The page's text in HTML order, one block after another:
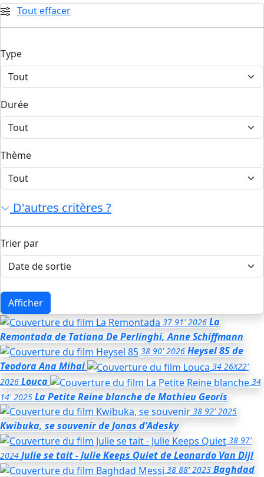
Tout effacer
Type
Durée
Thème
D'autres critères ?
Trier par
Afficher
37 91' 2026 La
Remontadade Tatiana De Perlinghi, Anne Schiffmann
38 90' 2026 Heysel 85de
Teodora Ana Mihai
34 26X22'
2026 Louca
34
14' 2025 La Petite Reine blanchede Mathieu Georis
38 92' 2025
Kwibuka, se souvenirde Jonas d'Adesky
38 97'
2024 Julie se tait - Julie Keeps Quietde Leonardo Van Dijl
38 88' 2023 Baghdad